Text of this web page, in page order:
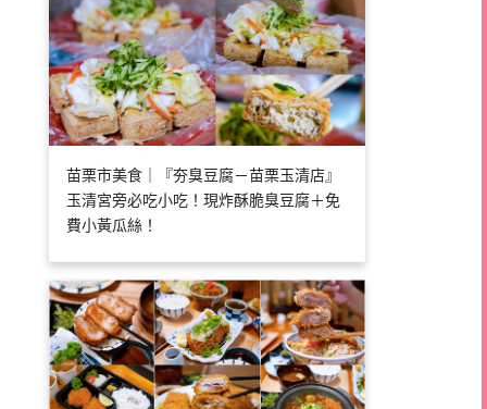
苗栗市美食｜『夯臭豆腐－苗栗玉清店』
玉清宮旁必吃小吃！現炸酥脆臭豆腐＋免
費小黃瓜絲！